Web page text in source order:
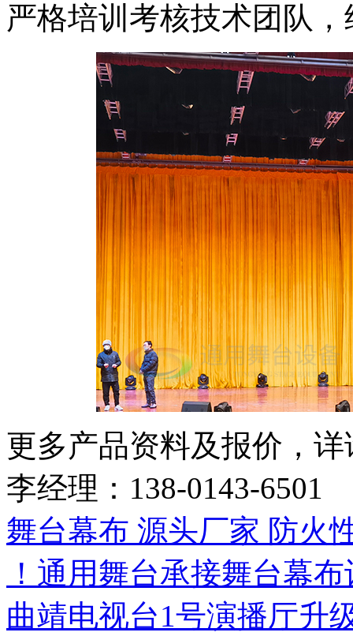
严格培训考核技术团队
更多产品资料及报价，
李经理：138-0143-6501
舞台幕布 源头厂家 防火
！通用舞台承接舞台幕
曲靖电视台1号演播厅升